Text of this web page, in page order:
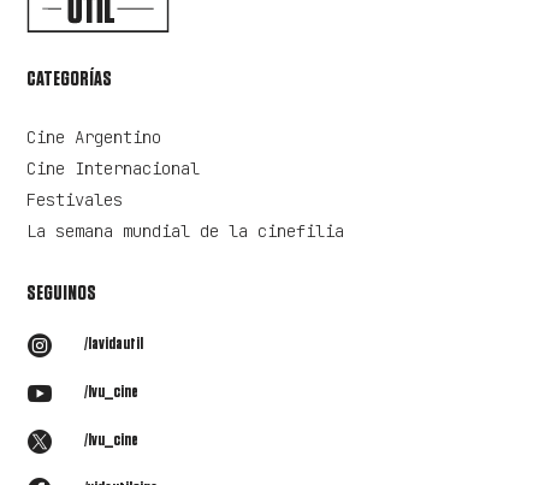
CATEGORÍAS
Cine Argentino
Cine Internacional
Festivales
La semana mundial de la cinefilia
SEGUINOS
 /lavidautil
 /lvu_cine
 /lvu_cine